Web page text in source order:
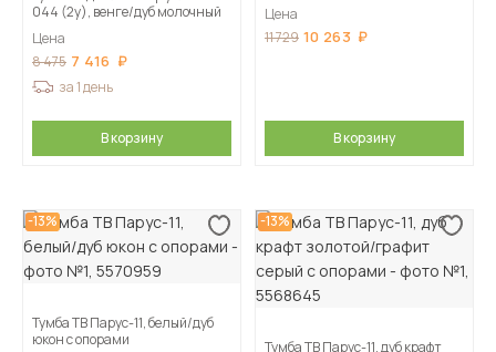
044 (2у), венге/дуб молочный
Цена
8 475 7 416
за 1 день
В корзину
Цена
11 729 10 263
В корзину
-13%
Тумба ТВ Парус-11, белый/дуб
юкон c опорами
-13%
Тумба ТВ Парус-11, дуб крафт